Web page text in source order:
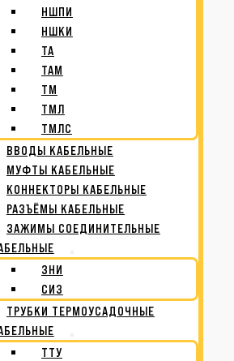
НШПИ
НШКИ
ТА
ТАМ
ТМ
ТМЛ
ТМЛС
ВВОДЫ КАБЕЛЬНЫЕ
МУФТЫ КАБЕЛЬНЫЕ
КОННЕКТОРЫ КАБЕЛЬНЫЕ
РАЗЪЁМЫ КАБЕЛЬНЫЕ
ЗАЖИМЫ СОЕДИНИТЕЛЬНЫЕ
ЗНИ
СИЗ
ТРУБКИ ТЕРМОУСАДОЧНЫЕ
ТТУ